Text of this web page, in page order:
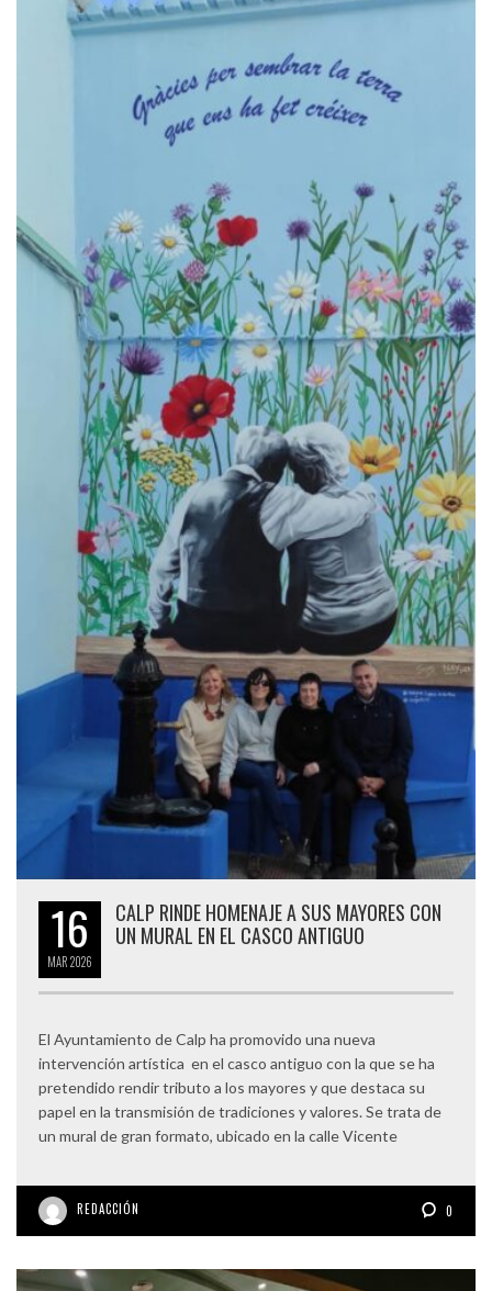
16
MAR2026
CALP RINDE HOMENAJE A SUS MAYORES CON
UN MURAL EN EL CASCO ANTIGUO
El Ayuntamiento de Calp ha promovido una nueva
intervención artística en el casco antiguo con la que se ha
pretendido rendir tributo a los mayores y que destaca su
papel en la transmisión de tradiciones y valores. Se trata de
un mural de gran formato, ubicado en la calle Vicente
REDACCIÓN 0